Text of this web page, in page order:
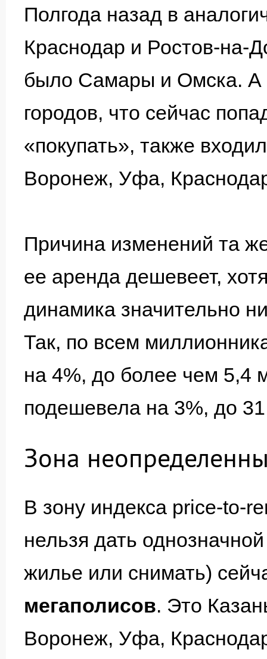
Полгода назад в
Краснодар и Ростов-на-
было Самары и Омска. А
городов, что сейчас
«покупать», также
Воронеж, Уфа,
Причина изменений та
ее аренда дешевеет,
динамика значительно
Так, по всем
на 4%, до более чем 5,4
подешевела на 3%, до
Зона
В зону индекса price-to-
нельзя дать
жилье или снимать)
мегаполисов. Это
Воронеж, Уфа,